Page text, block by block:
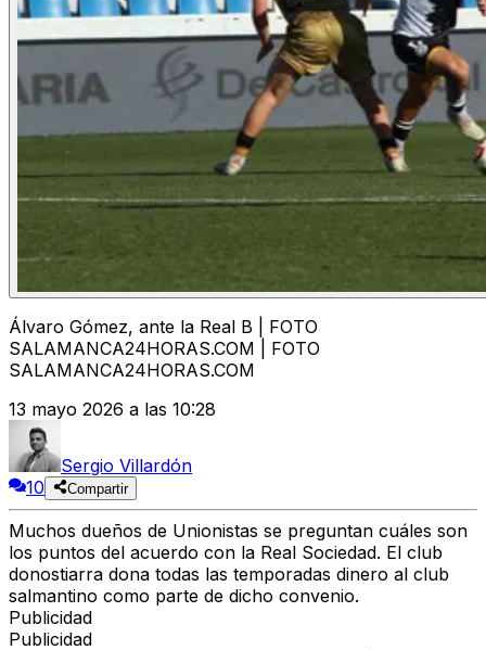
Álvaro Gómez, ante la Real B | FOTO
SALAMANCA24HORAS.COM | FOTO
SALAMANCA24HORAS.COM
13 mayo 2026 a las 10:28
Sergio Villardón
10
Compartir
Muchos dueños de Unionistas se preguntan cuáles son
los puntos del acuerdo con la Real Sociedad. El club
donostiarra dona todas las temporadas dinero al club
salmantino como parte de dicho convenio.
Publicidad
Publicidad